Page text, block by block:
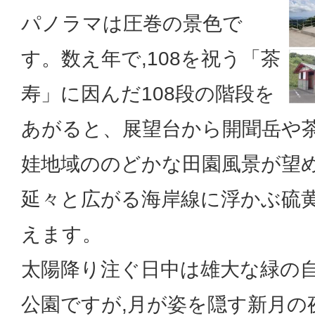
パノラマは圧巻の景色で
す。数え年で,108を祝う「茶
寿」に因んだ108段の階段を
あがると、展望台から開聞岳や
娃地域ののどかな田園風景が望
延々と広がる海岸線に浮かぶ硫
えます。
太陽降り注ぐ日中は雄大な緑の
公園ですが,月が姿を隠す新月